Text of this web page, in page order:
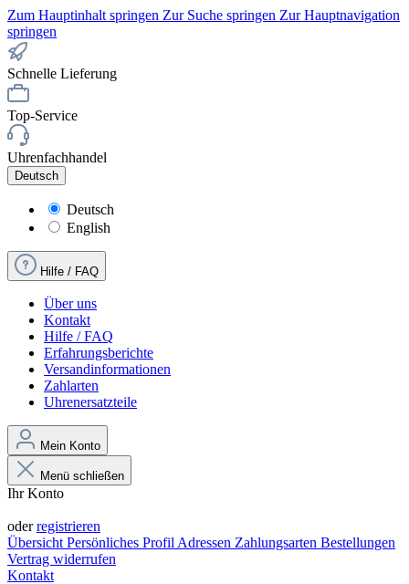
Zum Hauptinhalt springen Zur Suche springen Zur Hauptnavigation
springen
Schnelle Lieferung
Top-Service
Uhrenfachhandel
Deutsch
Deutsch
English
Hilfe / FAQ
Über uns
Kontakt
Hilfe / FAQ
Erfahrungsberichte
Versandinformationen
Zahlarten
Uhrenersatzteile
Mein Konto
Menü schließen
Ihr Konto
oderregistrieren
Übersicht Persönliches Profil Adressen Zahlungsarten Bestellungen
Vertrag widerrufen
Kontakt